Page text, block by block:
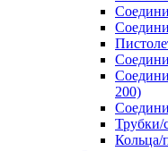
200)
Трубки/
Кольца/